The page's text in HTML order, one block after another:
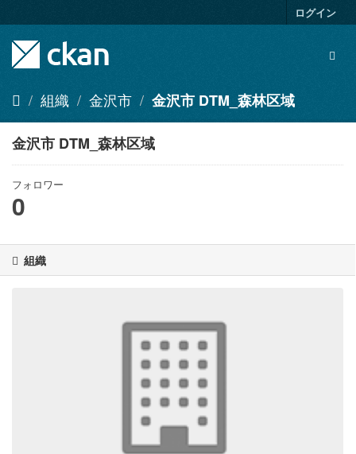
キ
容
ログイン
組織 金沢市 金沢市 DTM_森林区域
金沢市 DTM_森林区域
フォロワー
0
組織